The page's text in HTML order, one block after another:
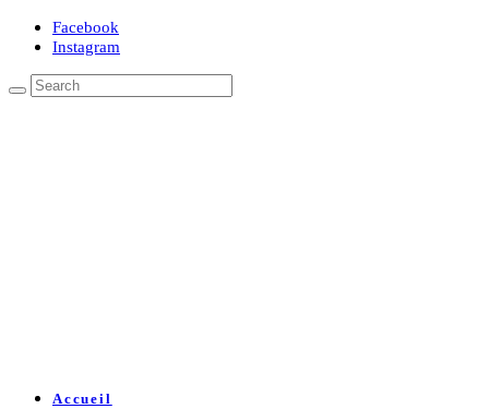
Facebook
Instagram
Accueil